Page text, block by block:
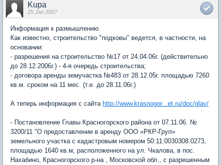
Kupa
25 Jan 2007
Информация к размышлению.
Как известно, строительство "подковы" ведется, в частности, на
основании:
- разрешения на строительство №17 от 24.04.06г. (действительно
до 28.12.2006г.) - 4-я очередь строительства;
- договора аренды земучастка №483 от 28.12.05г. площадью 7260
кв.м. сроком на 11 мес. (т.е. до 28.11.06г.)
А теперь информация с сайта http://www.krasnogor...et.ru/doc/glav/
- Постановление Главы Красногорского района от 07.11.06. №
3200/11 "О предоставлении в аренду ООО «РКР-Груп»
земельного участка с кадастровым номером 50:11:0030308:0273,
площадью 1640 кв.м, расположенного на ул. Чкалова, в пос.
Нахабино, Красногорского р-на , Московской обл., с разрешенным